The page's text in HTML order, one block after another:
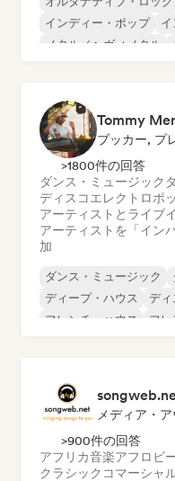
インディー・ポップ
イ
メタル／ヘヴィメタル
Tommy
ブッカー, プ
>1800件の回答
ダンス・ミュージック
ディスコエレクトロポ
アーティストとライブ
アーティストを「イン
加
ダンス・ミュージック
ディープ・ハウス
ディ
フレンチ・ハウス
フ
メディア・
>900件の回答
アフリカ音楽アフロビ
クラシック コマーシャ